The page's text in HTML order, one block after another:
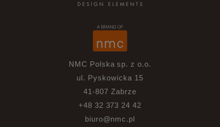
NMC Polska sp. z o.o.
ul. Pyskowicka 15
41-807 Zabrze
+48 32 373 24 42
biuro@nmc.pl